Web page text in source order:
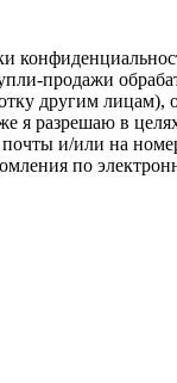
продажи
другим
разрешаю в
и/или на
по